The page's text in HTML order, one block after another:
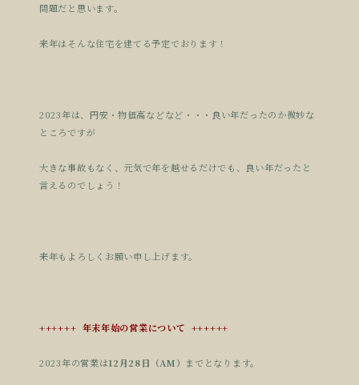
問題だと思います。
来年はそんな住宅を建てる予定でおります！
2023年は、円安・物価高などなど・・・良い年だったのか微妙な
ところですが
大きな事故もなく、元気で年を越せるだけでも、良い年だったと
言えるのでしょう！
来年もよろしくお願い申し上げます。
++++++ 年末年始の営業について ++++++
2023年の営業は12月28日（AM） までとなります。